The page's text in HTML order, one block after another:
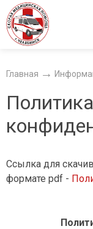
ОБЩИЕ СВЕДЕНИЯ
ИНФОРМАЦИЯ
НАСЕЛЕНИЮ
НОВОСТИ
Главная
Политика
Ссылка для
формате pdf -